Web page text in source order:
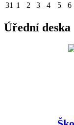
31 1 2 3 4 5 6
Úřední deska